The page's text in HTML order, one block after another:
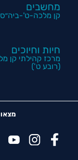
מחשבים
קן מלכה-ט'-
חיות וחיוכים
מרכז קהילתי קן
(רובע ט')